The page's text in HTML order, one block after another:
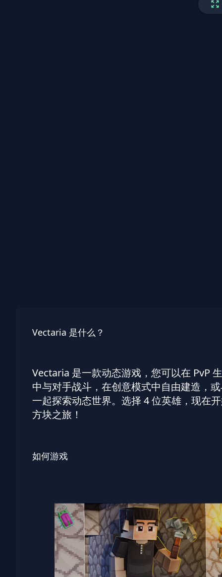
Vectaria 是什么？
Vectaria 是一款动态游戏，您可以在 PvP
中与对手战斗，在创意模式中自由建造，
一起探索动态世界。选择 4 位英雄，现在
方块之旅！
如何游戏